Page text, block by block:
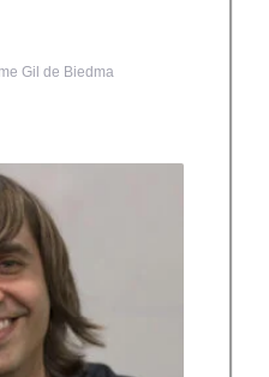
Gil de Biedma